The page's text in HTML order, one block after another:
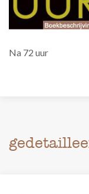
Na 72 uur